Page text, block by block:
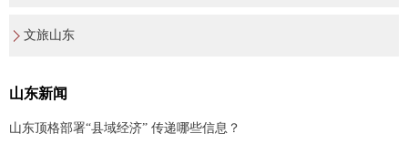
文旅山东
山东新闻
山东顶格部署“县域经济” 传递哪些信息？